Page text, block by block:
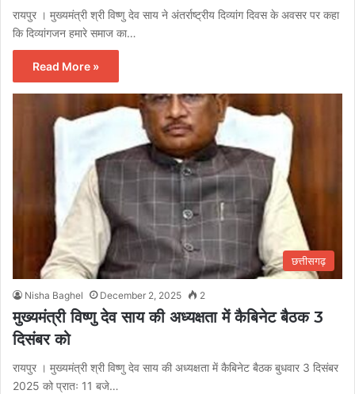
रायपुर । मुख्यमंत्री श्री विष्णु देव साय ने अंतर्राष्ट्रीय दिव्यांग दिवस के अवसर पर कहा
कि दिव्यांगजन हमारे समाज का…
Read More »
छत्तीसगढ़
Nisha Baghel December 2, 2025 2
मुख्यमंत्री विष्णु देव साय की अध्यक्षता में कैबिनेट बैठक 3
दिसंबर को
रायपुर । मुख्यमंत्री श्री विष्णु देव साय की अध्यक्षता में कैबिनेट बैठक बुधवार 3 दिसंबर
2025 को प्रातः 11 बजे…